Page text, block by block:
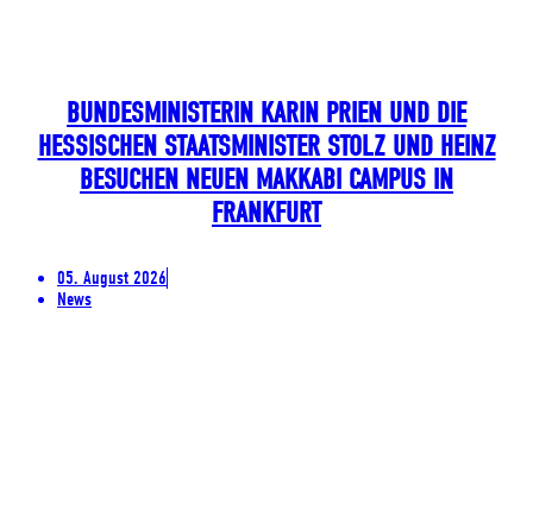
BUNDESMINISTERIN KARIN PRIEN UND DIE
HESSISCHEN STAATSMINISTER STOLZ UND HEINZ
BESUCHEN NEUEN MAKKABI CAMPUS IN
FRANKFURT
05. August 2026
News